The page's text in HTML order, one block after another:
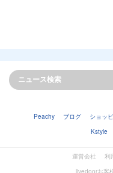
Peachy ブログ ショッ
Kstyle
運営会社 利
livedoorお客